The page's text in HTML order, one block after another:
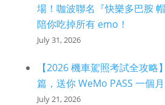
場！咖波聯名『快樂多巴胺
陪你吃掉所有 emo！
July 31, 2026
【2026 機車駕照考試全攻略
篇，送你 WeMo PASS 一個
July 21, 2026